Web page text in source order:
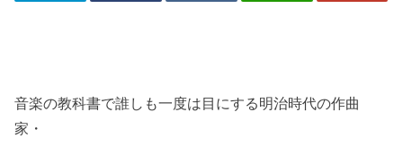
音楽の教科書で誰しも一度は目にする明治時代の作曲
家・